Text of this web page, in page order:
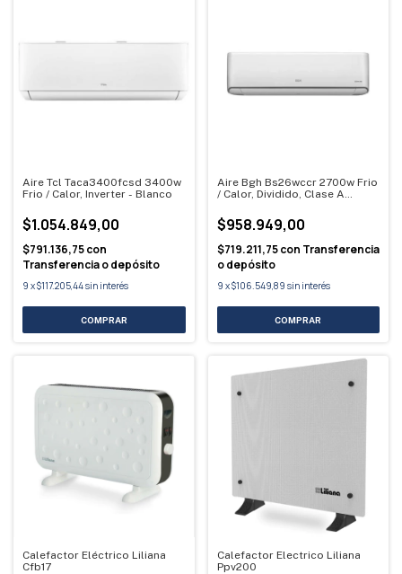
Aire Tcl Taca3400fcsd 3400w
Frio / Calor, Inverter - Blanco
$1.054.849,00
$791.136,75con
Transferencia o depósito
9 x$117.205,44sin interés
Aire Bgh Bs26wccr 2700w Frio
/ Calor, Dividido, Clase A
$958.949,00
$719.211,75con Transferencia
o depósito
9 x$106.549,89 sin interés
Calefactor Eléctrico Liliana
Cfb17
Calefactor Electrico Liliana
Ppv200